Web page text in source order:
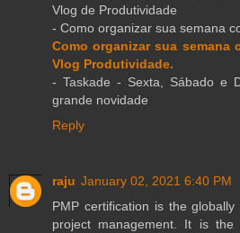
Vlog de Produtividade
- Como organizar sua semana
Como organizar sua semana
Vlog Produtividade.
- Taskade - Sexta, Sábado e
grande novidade
Reply
raju January 02, 2021 6:40 PM
PMP certification is the
project management. It is